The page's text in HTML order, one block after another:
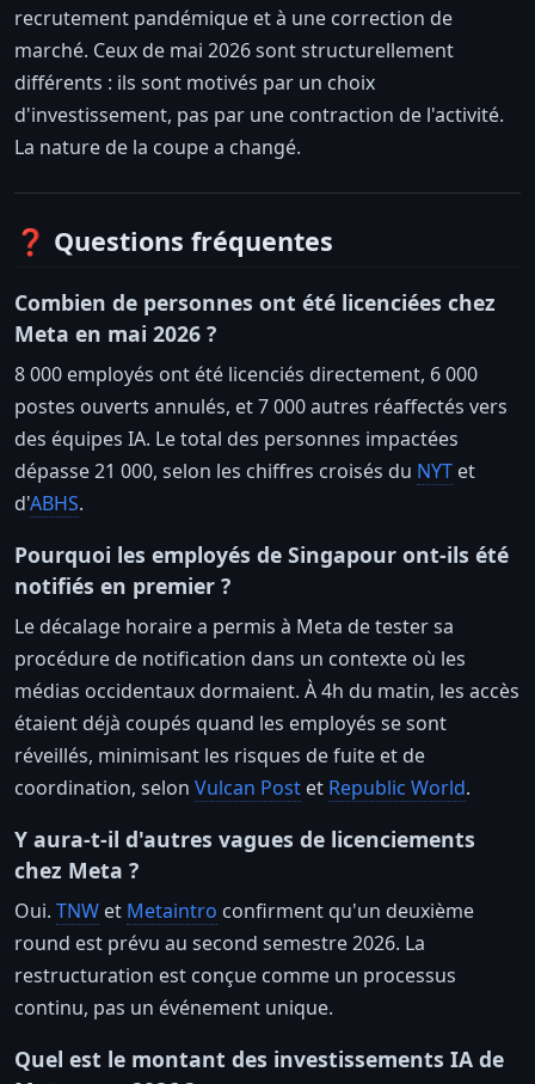
recrutement pandémique et à une correction de
marché. Ceux de mai 2026 sont structurellement
différents : ils sont motivés par un choix
d'investissement, pas par une contraction de l'activité.
La nature de la coupe a changé.
❓ Questions fréquentes
Combien de personnes ont été licenciées chez
Meta en mai 2026 ?
8 000 employés ont été licenciés directement, 6 000
postes ouverts annulés, et 7 000 autres réaffectés vers
des équipes IA. Le total des personnes impactées
dépasse 21 000, selon les chiffres croisés du NYT et
d'ABHS.
Pourquoi les employés de Singapour ont-ils été
notifiés en premier ?
Le décalage horaire a permis à Meta de tester sa
procédure de notification dans un contexte où les
médias occidentaux dormaient. À 4h du matin, les accès
étaient déjà coupés quand les employés se sont
réveillés, minimisant les risques de fuite et de
coordination, selon Vulcan Post et Republic World.
Y aura-t-il d'autres vagues de licenciements
chez Meta ?
Oui. TNW et Metaintro confirment qu'un deuxième
round est prévu au second semestre 2026. La
restructuration est conçue comme un processus
continu, pas un événement unique.
Quel est le montant des investissements IA de